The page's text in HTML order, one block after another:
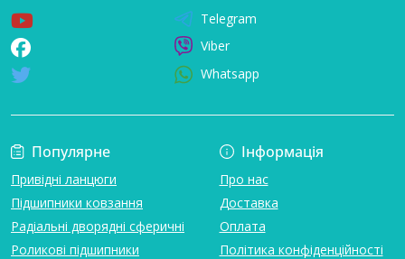
Популярне
Привідні ланцюги
Підшипники ковзання
Радіальні дворядні сферичні
Роликові підшипники
Інформація
Про нас
Доставка
Оплата
Політика конфіденційності
Telegram
Viber
Whatsapp